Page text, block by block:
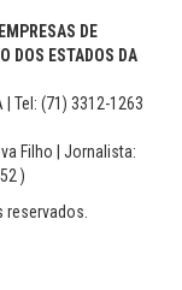
DE
DOS ESTADOS DA
| Tel: (71) 3312-1263
Filho | Jornalista:
)
reservados.